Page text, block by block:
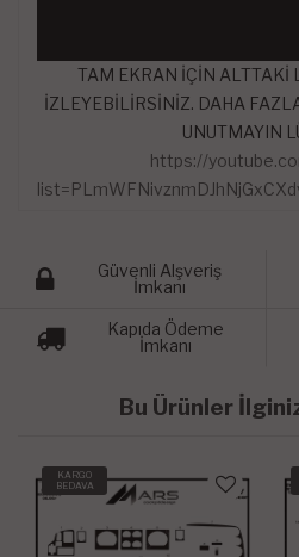
TAM EKRAN İÇİN ALTTAKİ
İZLEYEBİLİRSİNİZ. DAHA
UNUTMAYIN
https://
Güvenli Alşveriş
İmkanı
Kapıda Ödeme
İmkanı
Bu Ürünler
KARGO
BEDAVA